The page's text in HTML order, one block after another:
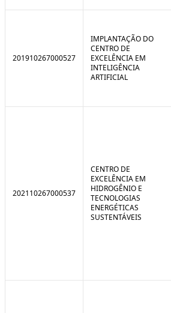
201910267000527
IMPLANTAÇÃO DO
CENTRO DE
EXCELÊNCIA EM
INTELIGÊNCIA
ARTIFICIAL
202110267000537
CENTRO DE
EXCELÊNCIA EM
HIDROGÊNIO E
TECNOLOGIAS
ENERGÉTICAS
SUSTENTÁVEIS